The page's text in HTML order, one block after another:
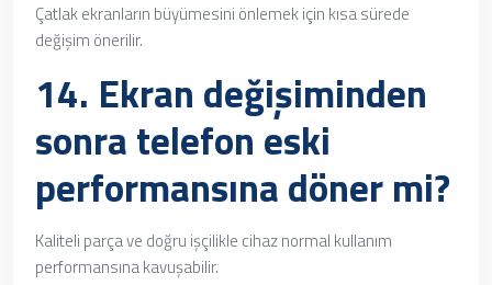
Çatlak ekranların büyümesini önlemek için kısa sürede
değişim önerilir.
14. Ekran değişiminden
sonra telefon eski
performansına döner mi?
Kaliteli parça ve doğru işçilikle cihaz normal kullanım
performansına kavuşabilir.